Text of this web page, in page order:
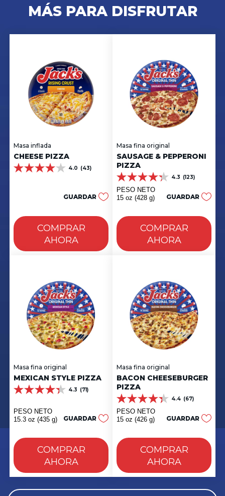
MÁS PARA DISFRUTAR
Masa inflada
CHEESE PIZZA
4.0 (43)
4.0
GUARDAR
COMPRAR
AHORA
Masa fina original
SAUSAGE & PEPPERONI
PIZZA
4.3 (123)
4.3
de
5
reseñas
PESO NETO
15 oz (428 g)
GUARDAR
COMPRAR
AHORA
Masa fina original
MEXICAN STYLE PIZZA
4.3 (71)
4.3
5
estrellas.
PESO NETO
15.3 oz (435 g)
GUARDAR
COMPRAR
AHORA
Masa fina original
BACON CHEESEBURGER
PIZZA
4.4 (67)
4.4
de
5
reseñas
PESO NETO
15 oz (426 g)
GUARDAR
COMPRAR
AHORA